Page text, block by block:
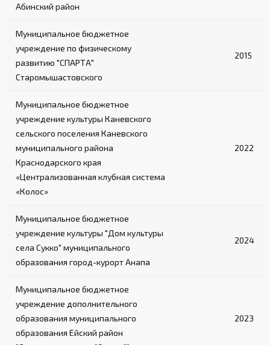
Абинский район
Муниципальное бюджетное
учреждение по физическому
развитию "СПАРТА"
Старомышастовского
2015
Муниципальное бюджетное
учреждение культуры Каневского
сельского поселения Каневского
муниципального района
Краснодарского края
«Централизованная клубная система
«Колос»
2022
Муниципальное бюджетное
учреждение культуры "Дом культуры
села Сукко" муниципального
образования город-курорт Анапа
2024
Муниципальное бюджетное
учреждение дополнительного
образования муниципального
образования Ейский район
2023